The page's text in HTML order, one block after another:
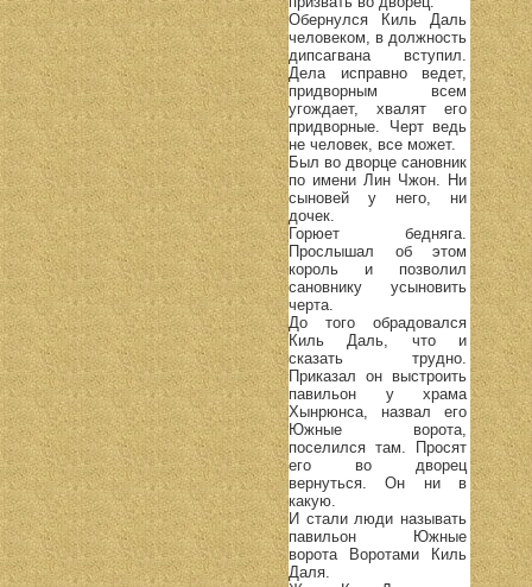
Обернулся Киль Даль
человеком, в должность
дипсагвана вступил.
Дела исправно ведет,
придворным всем
угождает, хвалят его
придворные. Черт ведь
не человек, все может.
Был во дворце сановник
по имени Лин Чжон. Ни
сыновей у него, ни
дочек.
Горюет бедняга.
Прослышал об этом
король и позволил
сановнику усыновить
черта.
До того обрадовался
Киль Даль, что и
сказать трудно.
Приказал он выстроить
павильон у храма
Хынрюнса, назвал его
Южные ворота,
поселился там. Просят
его во дворец
вернуться. Он ни в
какую.
И стали люди называть
павильон Южные
ворота Воротами Киль
Даля.